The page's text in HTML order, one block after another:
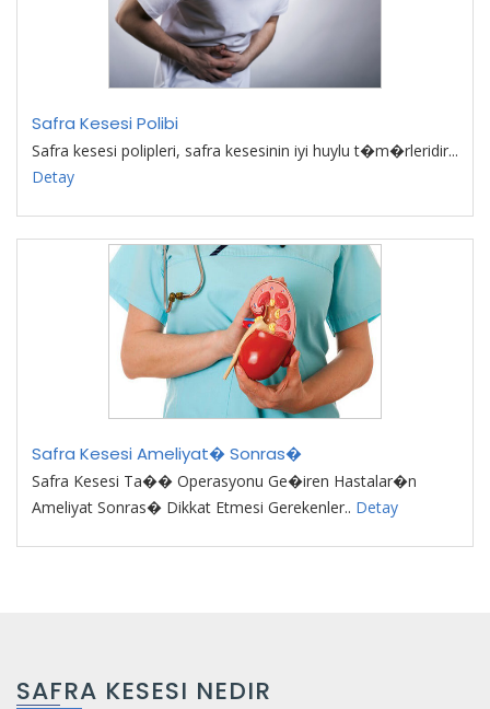
Safra Kesesi Polibi
Safra kesesi polipleri, safra kesesinin iyi huylu t�m�rleridir...
Detay
Safra Kesesi Ameliyat� Sonras�
Safra Kesesi Ta�� Operasyonu Ge�iren Hastalar�n
Ameliyat Sonras� Dikkat Etmesi Gerekenler.. Detay
SAFRA KESESI NEDIR